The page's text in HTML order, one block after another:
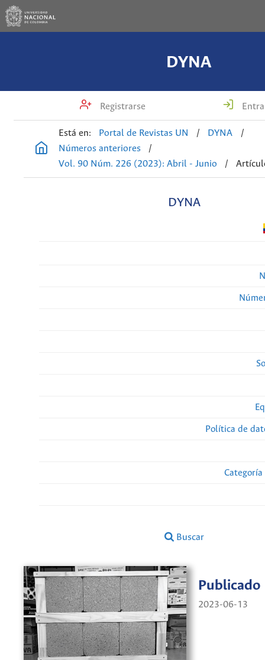
DYNA
Registrarse
Está en: Portal de Revistas UN / DYNA
/
Números anteriores
/
Vol. 90 Núm. 226 (2023): Abril - Junio
/
DYNA
Política de
Buscar
Publicado
2023-06-13